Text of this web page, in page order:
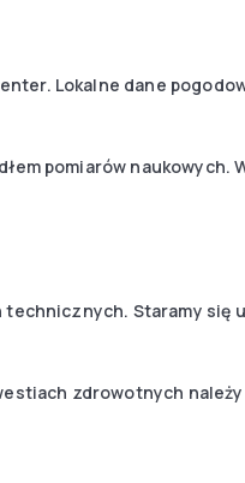
Lokalne dane
pomiarów naukowych.
Staramy się
zdrowotnych